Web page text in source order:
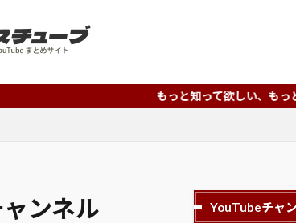
もっと知って欲しい、もっと評価されるべ
ンネル YouTubeチャ